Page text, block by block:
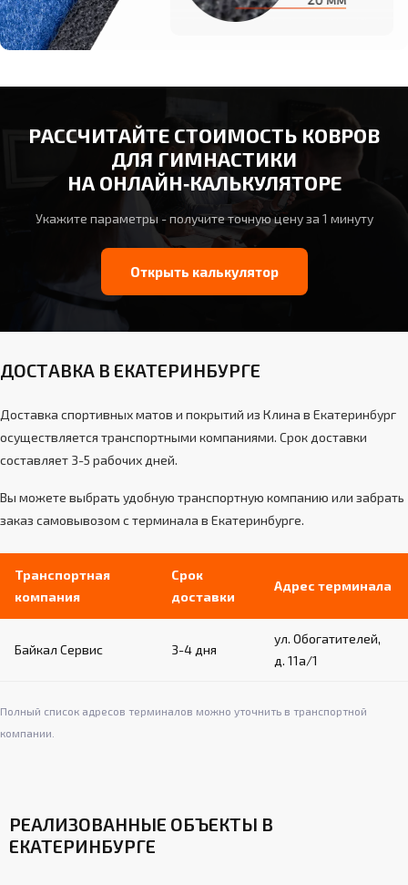
РАССЧИТАЙТЕ СТОИМОСТЬ КОВРОВ
ДЛЯ ГИМНАСТИКИ
НА ОНЛАЙН‑КАЛЬКУЛЯТОРЕ
Укажите параметры - получите точную цену за 1 минуту
Открыть калькулятор
ДОСТАВКА В ЕКАТЕРИНБУРГЕ
Доставка спортивных матов и покрытий из Клина в Екатеринбург
осуществляется транспортными компаниями. Срок доставки
составляет 3-5 рабочих дней.
Вы можете выбрать удобную транспортную компанию или забрать
заказ самовывозом с терминала в Екатеринбурге.
Транспортная
компания
Срок
доставки
Адрес терминала
Байкал Сервис 3-4 дня
ул. Обогатителей,
д. 11а/1
Полный список адресов терминалов можно уточнить в транспортной
компании.
РЕАЛИЗОВАННЫЕ ОБЪЕКТЫ В
ЕКАТЕРИНБУРГЕ